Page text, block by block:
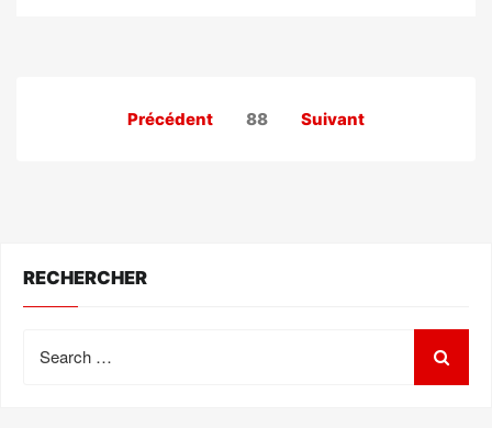
PaginationPrécédent 88 Suivant
RECHERCHER
for: